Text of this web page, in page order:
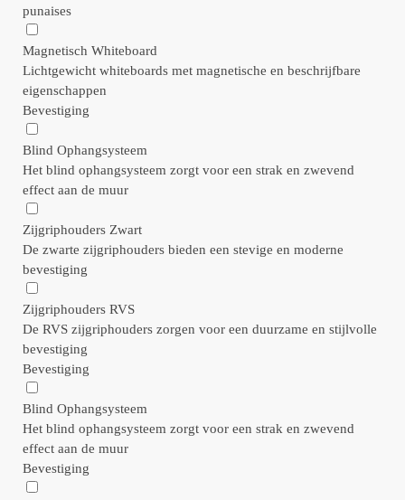
punaises
Magnetisch Whiteboard
Lichtgewicht whiteboards met magnetische en beschrijfbare
eigenschappen
Bevestiging
Blind Ophangsysteem
Het blind ophangsysteem zorgt voor een strak en zwevend
effect aan de muur
Zijgriphouders Zwart
De zwarte zijgriphouders bieden een stevige en moderne
bevestiging
Zijgriphouders RVS
De RVS zijgriphouders zorgen voor een duurzame en stijlvolle
bevestiging
Bevestiging
Blind Ophangsysteem
Het blind ophangsysteem zorgt voor een strak en zwevend
effect aan de muur
Bevestiging